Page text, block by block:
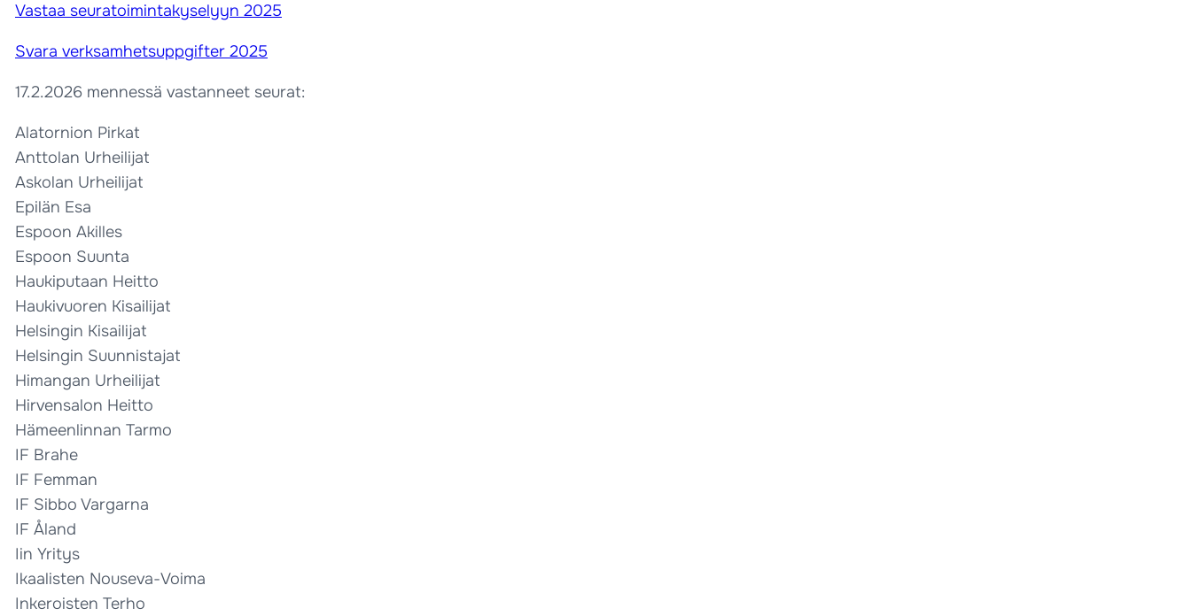
Vastaa seuratoimintakyselyyn 2025
Svara verksamhetsuppgifter 2025
17.2.2026 mennessä vastanneet seurat:
Alatornion Pirkat
Anttolan Urheilijat
Askolan Urheilijat
Epilän Esa
Espoon Akilles
Espoon Suunta
Haukiputaan Heitto
Haukivuoren Kisailijat
Helsingin Kisailijat
Helsingin Suunnistajat
Himangan Urheilijat
Hirvensalon Heitto
Hämeenlinnan Tarmo
IF Brahe
IF Femman
IF Sibbo Vargarna
IF Åland
Iin Yritys
Ikaalisten Nouseva-Voima
Inkeroisten Terho